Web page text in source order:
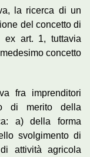
la ricerca di un
del concetto di
ex art. 1, tuttavia
concetto
fra imprenditori
di merito della
a) della forma
svolgimento di
attività agricola